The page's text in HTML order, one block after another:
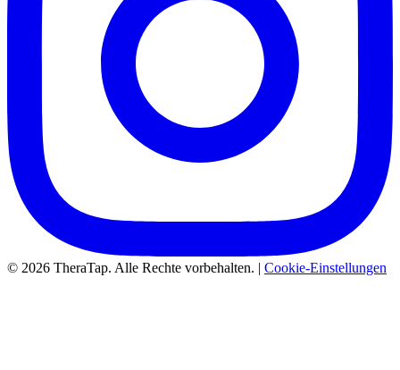
© 2026 TheraTap. Alle Rechte vorbehalten. | Cookie-Einstellungen